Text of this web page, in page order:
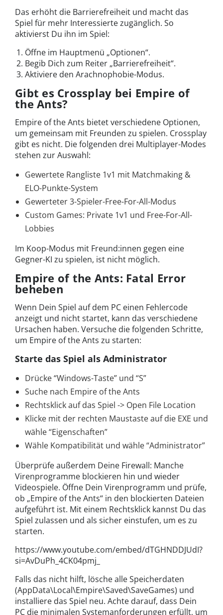
Das erhöht die Barrierefreiheit und macht das
Spiel für mehr Interessierte zugänglich. So
aktivierst Du ihn im Spiel:
Öffne im Hauptmenü „Optionen“.
Begib Dich zum Reiter „Barrierefreiheit“.
Aktiviere den Arachnophobie-Modus.
Gibt es Crossplay bei Empire of
the Ants?
Empire of the Ants bietet verschiedene Optionen,
um gemeinsam mit Freunden zu spielen. Crossplay
gibt es nicht. Die folgenden drei Multiplayer-Modes
stehen zur Auswahl:
Gewertete Rangliste 1v1 mit Matchmaking &
ELO-Punkte-System
Gewerteter 3-Spieler-Free-For-All-Modus
Custom Games: Private 1v1 und Free-For-All-
Lobbies
Im Koop-Modus mit Freund:innen gegen eine
Gegner-KI zu spielen, ist nicht möglich.
Empire of the Ants: Fatal Error
beheben
Wenn Dein Spiel auf dem PC einen Fehlercode
anzeigt und nicht startet, kann das verschiedene
Ursachen haben. Versuche die folgenden Schritte,
um Empire of the Ants zu starten:
Starte das Spiel als Administrator
Drücke “Windows-Taste” und “S”
Suche nach Empire of the Ants
Rechtsklick auf das Spiel -> Open File Location
Klicke mit der rechten Maustaste auf die EXE und
wähle “Eigenschaften”
Wähle Kompatibilität und wähle “Administrator”
Überprüfe außerdem Deine Firewall: Manche
Virenprogramme blockieren hin und wieder
Videospiele. Öffne Dein Virenprogramm und prüfe,
ob „Empire of the Ants“ in den blockierten Dateien
aufgeführt ist. Mit einem Rechtsklick kannst Du das
Spiel zulassen und als sicher einstufen, um es zu
starten.
https://www.youtube.com/embed/dTGHNDDJUdI?
si=AvDuPh_4CK04pmj_
Falls das nicht hilft, lösche alle Speicherdaten
(AppData\Local\Empire\Saved\SaveGames) und
installiere das Spiel neu. Achte darauf, dass Dein
PC die minimalen Systemanforderungen erfüllt, um